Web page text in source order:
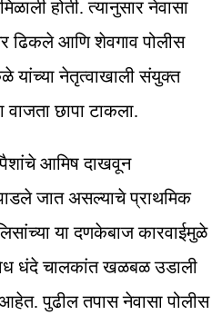
होती. त्यानुसार नेवासा
ढिकले आणि शेवगाव पोलीस
यांच्या नेतृत्वाखाली संयुक्त
छापा टाकला.
पैशांचे आमिष दाखवून
जात असल्याचे प्राथमिक
या दणकेबाज कारवाईमुळे
धंदे चालकांत खळबळ उडाली
पुढील तपास नेवासा पोलीस